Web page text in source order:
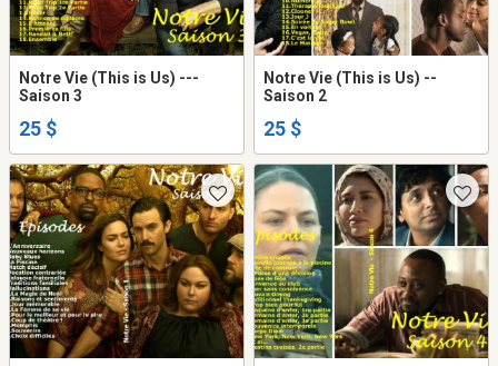
Notre Vie (This is Us) ---
Saison 3
25 $
Notre Vie (This is Us) --
Saison 2
25 $